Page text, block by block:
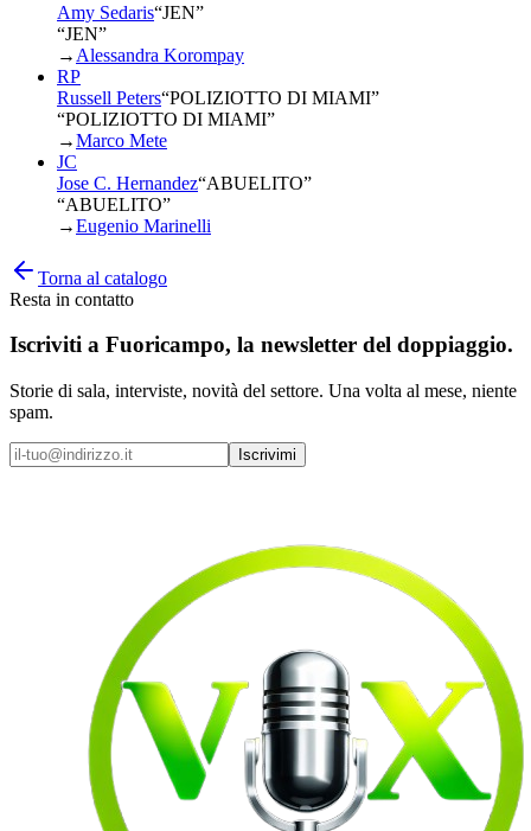
Amy Sedaris“JEN”
“JEN”
→ Alessandra Korompay
RP
Russell Peters“POLIZIOTTO DI MIAMI”
“POLIZIOTTO DI MIAMI”
→Marco Mete
JC
Jose C. Hernandez“ABUELITO”
“ABUELITO”
→Eugenio Marinelli
Torna al catalogo
Resta in contatto
Iscriviti a Fuoricampo, la newsletter del doppiaggio.
Storie di sala, interviste, novità del settore. Una volta al mese, niente
spam.
Iscrivimi